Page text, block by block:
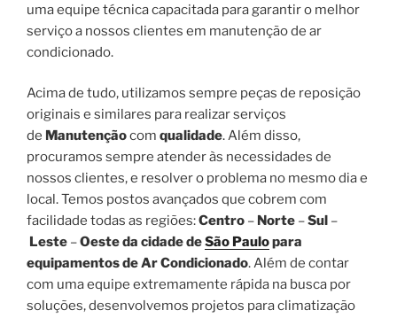
uma equipe técnica capacitada para garantir o melhor
serviço a nossos clientes em manutenção de ar
condicionado.
Acima de tudo, utilizamos sempre peças de reposição
originais e similares para realizar serviços
de Manutençãocom qualidade. Além disso,
procuramos sempre atender às necessidades de
nossos clientes, e resolver o problema no mesmo dia e
local. Temos postos avançados que cobrem com
facilidade todas as regiões:Centro – Norte –Sul –
Leste –Oeste da cidade deSão Paulopara
equipamentos de Ar Condicionado. Além de contar
com uma equipe extremamente rápida na busca por
soluções, desenvolvemos projetos para climatização